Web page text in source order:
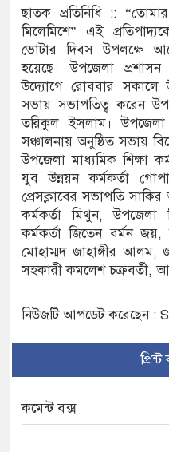
নিয়েছে দালাল চক্র
সম্প্রসারিত প্রশাসনিক ভবনের
চালানোর মুরোদ আওয়ামী
আইনে মামলা: নাদের,
বুথ ও সেল্ফ সার্ভিস
জেলা প্রশাসন
সংশোধন ও স্বত্ব ফেরতের দাবি
জীবনের ঝুঁকি, নিরাপদ নৌযান
শূন্য, ৪৫১টি প্রাথমিক বিদ্যালয়ে
নিহত ২, নিখোঁজ ২,
ছাতক প্রতিনিধি ::
মিলেমিশে” এই
ভোটার দিবস উপলক্ষে
হয়েছে। উপজেলা
উদ্যোগে রোববার সকালে
সভায় সভাপতিত্ব করেন
তরিকুল ইসলাম। উপজেলা
সঞ্চালনায় অনুষ্ঠিত সভায়
উপজেলা মাধ্যমিক শিক্ষা
যুব উন্নয়ন কর্মকর্তা
প্রেসক্লাবের সভাপতি
কর্মকর্তা মিথুন, উপজেলা
কর্মকর্তা জিতেন বর্মন জয়,
মোহাম্মদ জাহাঙ্গীর আলম,
সহকারী কমলেশ চক্রবর্তী,
নিউজটি আপডেট করেছেন :
কমেন্ট বক্স